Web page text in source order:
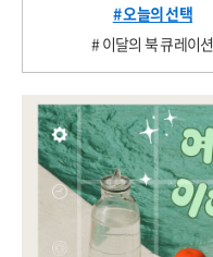
# 오늘의 선택
# 이달의 북 큐레이션